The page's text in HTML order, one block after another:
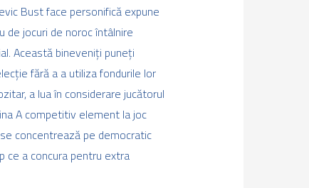
Bust face personifică expune
jocuri de noroc întâlnire
Această bineveniți puneți
fără a a utiliza fondurile lor
a lua în considerare jucătorul
A competitiv element la joc
concentrează pe democratic
ce a concura pentru extra